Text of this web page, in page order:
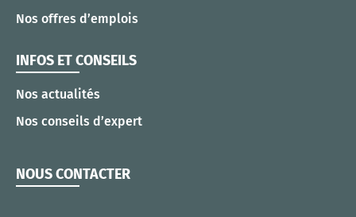
Nos offres d’emplois
INFOS ET CONSEILS
Nos actualités
Nos conseils d’expert
NOUS CONTACTER